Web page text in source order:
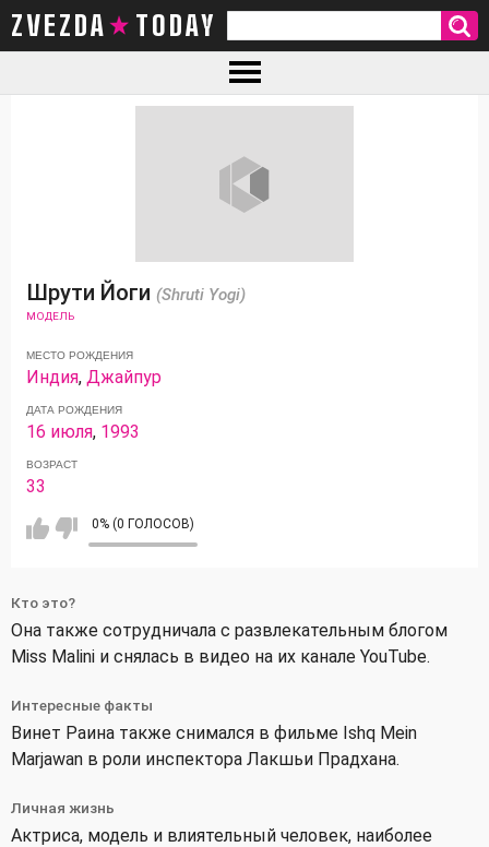
ZVEZDA TODAY
Шрути Йоги (Shruti Yogi)
МОДЕЛЬ
МЕСТО РОЖДЕНИЯ
Индия, Джайпур
ДАТА РОЖДЕНИЯ
16 июля, 1993
ВОЗРАСТ
33
0% (0 ГОЛОСОВ)
Кто это?
Она также сотрудничала с развлекательным блогом
Miss Malini и снялась в видео на их канале YouTube.
Интересные факты
Винет Раина также снимался в фильме Ishq Mein
Marjawan в роли инспектора Лакшьи Прадхана.
Личная жизнь
Актриса, модель и влиятельный человек, наиболее